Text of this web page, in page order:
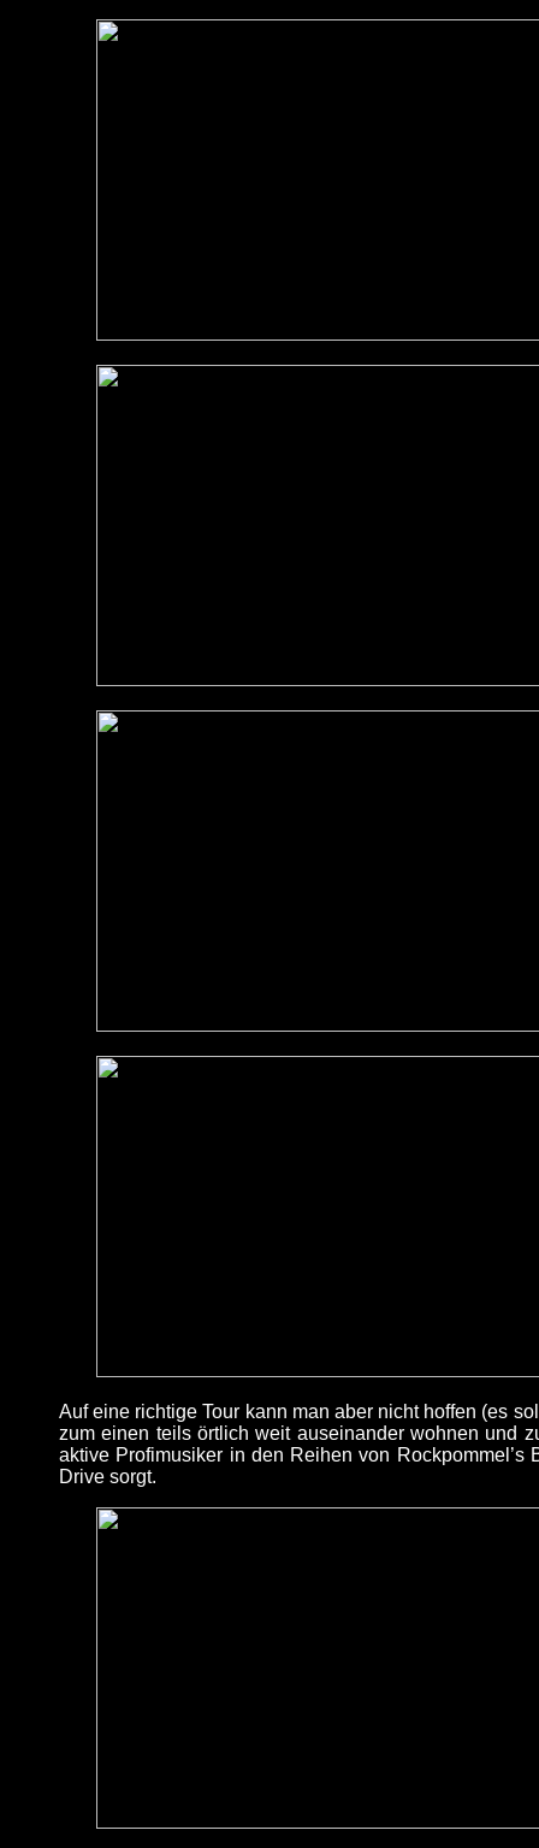
Auf eine richtige Tour kann man aber nicht hoffen (es
zum einen teils örtlich weit auseinander wohnen und
aktive Profimusiker in den Reihen von
Drive sorgt.